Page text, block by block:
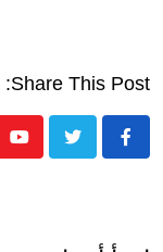
Share This Post: